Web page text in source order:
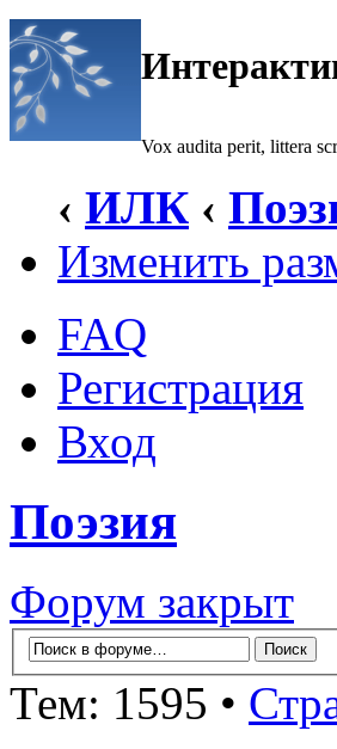
Vox audita perit, littera
‹ ИЛК ‹
Изменить
FAQ
Регистрация
Вход
Поэзия
Форум закрыт
Тем: 1595 •